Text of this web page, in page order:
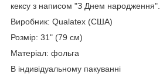
кексу з написом "З Днем народження".
Виробник: Qualatex (США)
Розмір: 31" (79 см)
Матеріал: фольга
В індивідуальному пакуванні